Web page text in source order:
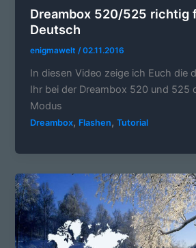
Dreambox 520/525 richtig
Deutsch
enigmawelt/02.11.2016
In diesen Video zeige ich Euch die
Ihr bei der Dreambox 520 und 525
Modus
Dreambox, Flashen,Tutorial